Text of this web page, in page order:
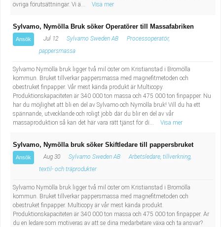
övriga förutsättningar. Vi ä...
Visa mer
Sylvamo, Nymölla Bruk söker Operatörer till Massafabriken
Ansök Jul 12 Sylvamo Sweden AB
Processoperatör,
pappersmassa
Sylvamo Nymölla bruk ligger två mil öster om Kristianstad i Bromölla
kommun. Bruket tillverkar pappersmassa med magnefitmetoden och
obestruket finpapper. Vår mest kända produkt är Multicopy.
Produktionskapaciteten är 340 000 ton massa och 475 000 ton finpapper. Nu
har du möjlighet att bli en del av Sylvamo och Nymölla bruk! Vill du ha ett
spännande, utvecklande och roligt jobb där du blir en del av vår
massaproduktion så kan det här vara rätt tjänst för di...
Visa mer
Sylvamo, Nymölla bruk söker Skiftledare till pappersbruket
Ansök Aug 30 Sylvamo Sweden AB
Arbetsledare, tillverkning,
textil- och träprodukter
Sylvamo Nymölla bruk ligger två mil öster om Kristianstad i Bromölla
kommun. Bruket tillverkar pappersmassa med magnefitmetoden och
obestruket finpapper. Multicopy är vår mest kända produkt.
Produktionskapaciteten är 340 000 ton massa och 475 000 ton finpapper. Är
du en ledare som motiveras av att se dina medarbetare växa och ta ansvar?